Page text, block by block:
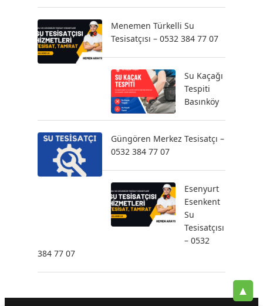
Menemen Türkelli Su
Tesisatçısı – 0532 384 77 07
Su Kaçağı
Tespiti
Basınköy
Güngören Merkez Tesisatçı –
0532 384 77 07
Esenyurt
Esenkent
Su
Tesisatçısı
– 0532
384 77 07
▲